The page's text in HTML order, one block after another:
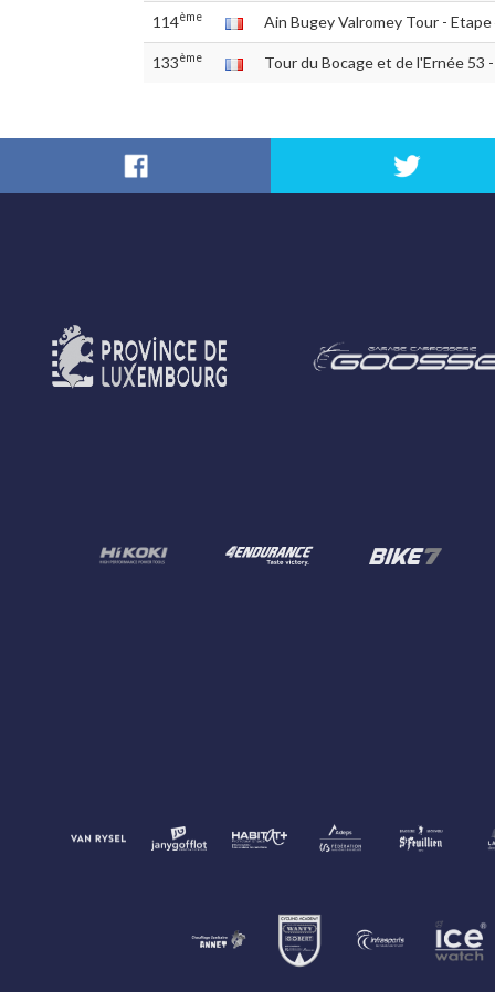
114ème Ain Bugey Valromey Tour - Etape
133ème Tour du Bocage et de l'Ernée 53